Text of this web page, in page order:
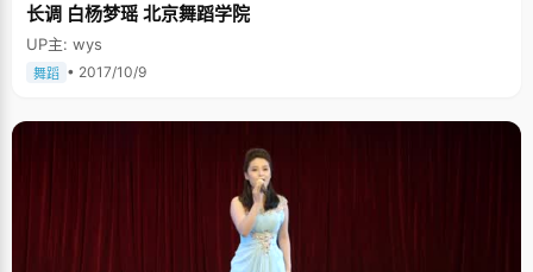
长调 白杨梦瑶 北京舞蹈学院
UP主: wys
舞蹈 • 2017/10/9